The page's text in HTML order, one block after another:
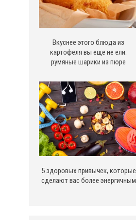
Вкуснее этого блюда из
картофеля вы еще не ели:
румяные шарики из пюре
5 здоровых привычек, которые
сделают вас более энергичным